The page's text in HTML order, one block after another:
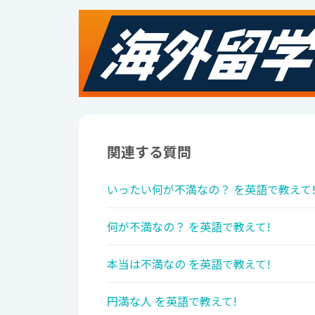
関連する質問
いったい何が不満なの？ を英語で教えて!
何が不満なの？ を英語で教えて!
本当は不満なの を英語で教えて!
円満な人 を英語で教えて!